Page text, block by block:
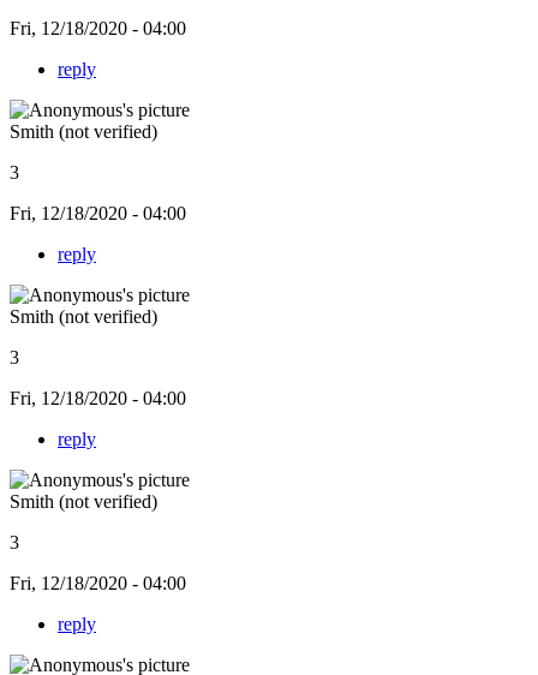
Fri, 12/18/2020 - 04:00
reply
Smith (not verified)
3
Fri, 12/18/2020 - 04:00
reply
Smith (not verified)
3
Fri, 12/18/2020 - 04:00
reply
Smith (not verified)
3
Fri, 12/18/2020 - 04:00
reply